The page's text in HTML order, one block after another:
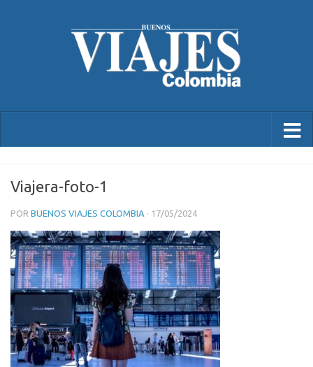
Viajera-foto-1
POR BUENOS VIAJES COLOMBIA · 17/05/2024